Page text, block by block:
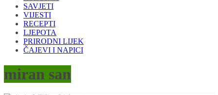
SAVJETI
VIJESTI
RECEPTI
LJEPOTA
PRIRODNI LIJEK
ČAJEVI I NAPICI
miran san